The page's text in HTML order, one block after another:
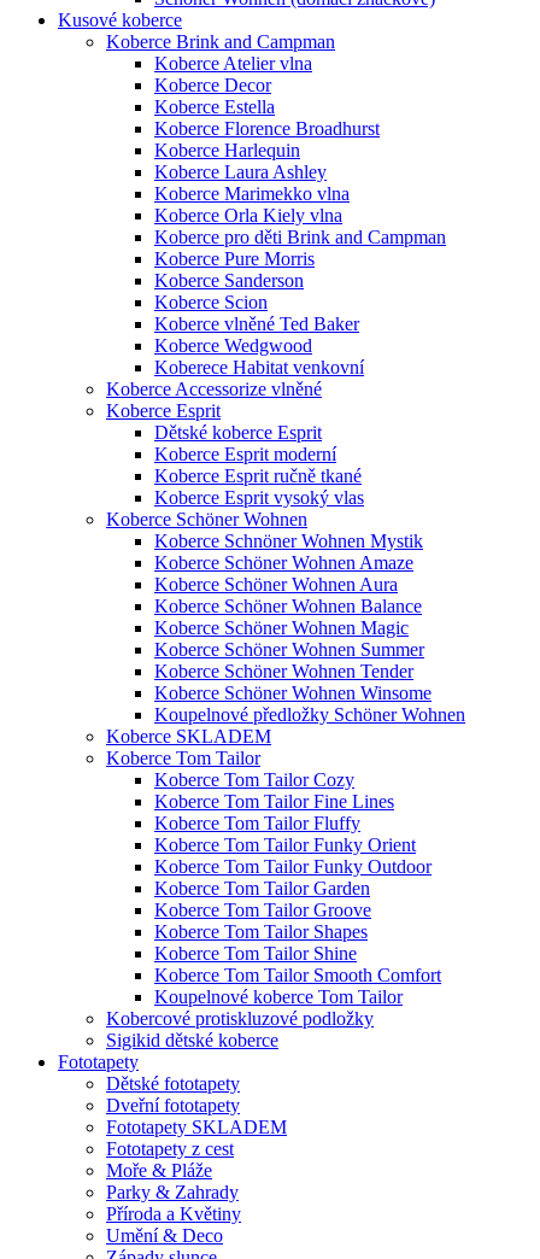
Kusové koberce
Koberce Brink and Campman
Koberce Atelier vlna
Koberce Decor
Koberce Estella
Koberce Florence Broadhurst
Koberce Harlequin
Koberce Laura Ashley
Koberce Marimekko vlna
Koberce Orla Kiely vlna
Koberce pro děti Brink and Campman
Koberce Pure Morris
Koberce Sanderson
Koberce Scion
Koberce vlněné Ted Baker
Koberce Wedgwood
Koberece Habitat venkovní
Koberce Accessorize vlněné
Koberce Esprit
Dětské koberce Esprit
Koberce Esprit moderní
Koberce Esprit ručně tkané
Koberce Esprit vysoký vlas
Koberce Schöner Wohnen
Koberce Schnöner Wohnen Mystik
Koberce Schöner Wohnen Amaze
Koberce Schöner Wohnen Aura
Koberce Schöner Wohnen Balance
Koberce Schöner Wohnen Magic
Koberce Schöner Wohnen Summer
Koberce Schöner Wohnen Tender
Koberce Schöner Wohnen Winsome
Koupelnové předložky Schöner Wohnen
Koberce SKLADEM
Koberce Tom Tailor
Koberce Tom Tailor Cozy
Koberce Tom Tailor Fine Lines
Koberce Tom Tailor Fluffy
Koberce Tom Tailor Funky Orient
Koberce Tom Tailor Funky Outdoor
Koberce Tom Tailor Garden
Koberce Tom Tailor Groove
Koberce Tom Tailor Shapes
Koberce Tom Tailor Shine
Koberce Tom Tailor Smooth Comfort
Koupelnové koberce Tom Tailor
Kobercové protiskluzové podložky
Sigikid dětské koberce
Fototapety
Dětské fototapety
Dveřní fototapety
Fototapety SKLADEM
Fototapety z cest
Moře & Pláže
Parky & Zahrady
Příroda a Květiny
Umění & Deco